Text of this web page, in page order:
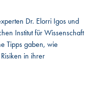
Dr. Elorri Igos und
Institut für Wissenschaft
Tipps gaben, wie
in ihrer
teilen